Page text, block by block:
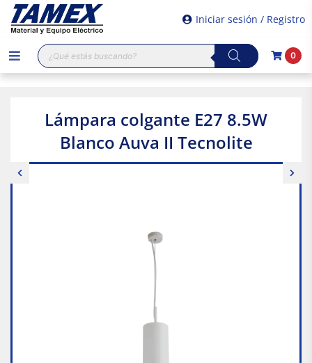
Iniciar sesión / Registro
Búsqueda
de
productos
0
Lámpara colgante E27 8.5W
Blanco Auva II Tecnolite